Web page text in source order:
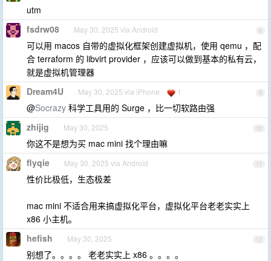
utm
8
fsdrw08 May 30, 2025 via Android
可以用 macos 自带的虚拟化框架创建虚拟机，使用 qemu ，配
合 terraform 的 libvirt provider ，应该可以做到基本的私有云，
就是虚拟机管理器
9
Dream4U May 30, 2025 via iPhone 1
@Socrazy 科学工具用的 Surge ，比一切软路由强
10
zhijig May 30, 2025
你这不是想为买 mac mini 找个理由嘛
11
flyqie May 30, 2025 via Android
性价比极低，生态极差
mac mini 不适合用来搞虚拟化平台，虚拟化平台老老实实上
x86 小主机。
12
hefish May 30, 2025
别想了。。。。 老老实实上 x86 。。。。